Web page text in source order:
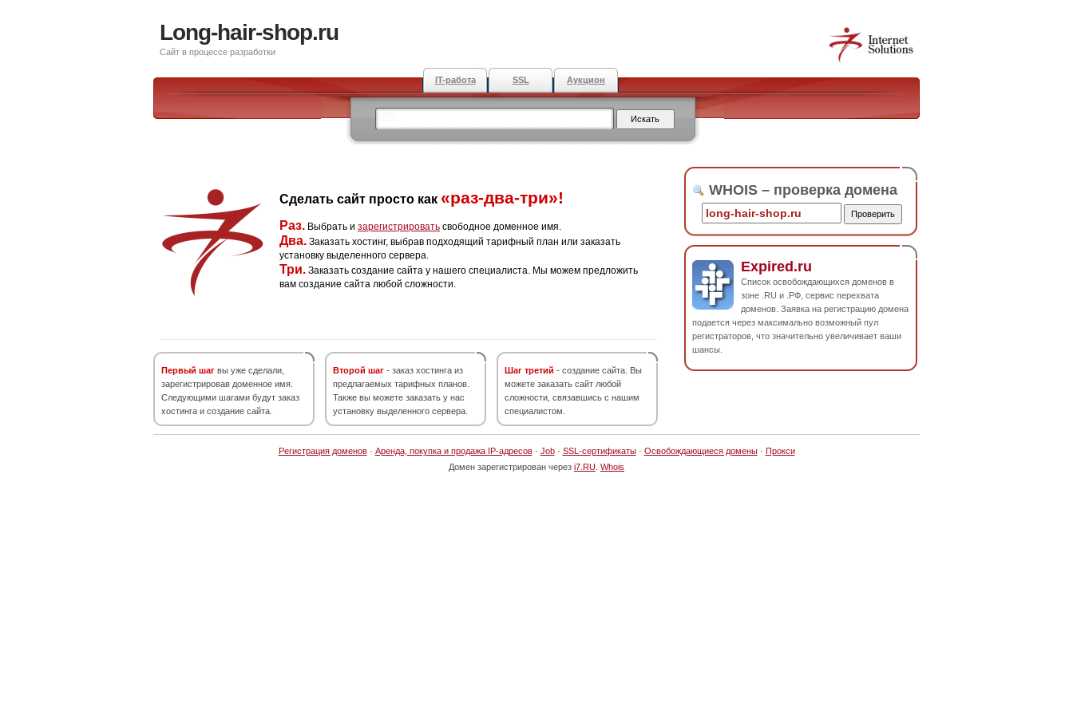
Long-hair-shop.ru
Сайт в процессе разработки
IT-работа SSL Аукцион
Сделать сайт просто как «раз-два-три»!
Раз. Выбрать и зарегистрировать свободное доменное имя.
Два. Заказать хостинг, выбрав подходящий тарифный план или заказать
установку выделенного сервера.
Три. Заказать создание сайта у нашего специалиста. Мы можем предложить
вам создание сайта любой сложности.
Первый шаг вы уже сделали,
зарегистрировав доменное имя.
Следующими шагами будут заказ
хостинга и создание сайта.
Второй шаг - заказ хостинга из
предлагаемых тарифных планов.
Также вы можете заказать у нас
установку выделенного сервера.
Шаг третий - создание сайта. Вы
можете заказать сайт любой
сложности, связавшись с нашим
специалистом.
WHOIS – проверка домена
Expired.ru
Список освобождающихся доменов в
зоне .RU и .РФ, сервис перехвата
доменов. Заявка на регистрацию домена
подается через максимально возможный пул
регистраторов, что значительно увеличивает ваши
шансы.
Регистрация доменов· Аренда, покупка и продажа IP-адресов· Job· SSL-сертификаты· Освобождающиеся домены· Прокси
Домен зарегистрирован через i7.RU Whois